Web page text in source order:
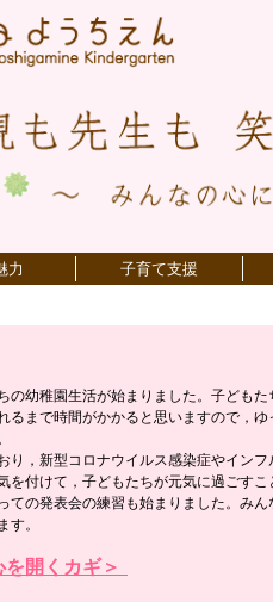
力 子育て支援
幼稚園生活が始まりました。子どもた
るまで時間がかかると思いますので，
，新型コロナウイルス感染症やインフ
を付けて，子どもたちが元気に過ごす
ての発表会の練習も始まりました。み
。
開くカギ＞